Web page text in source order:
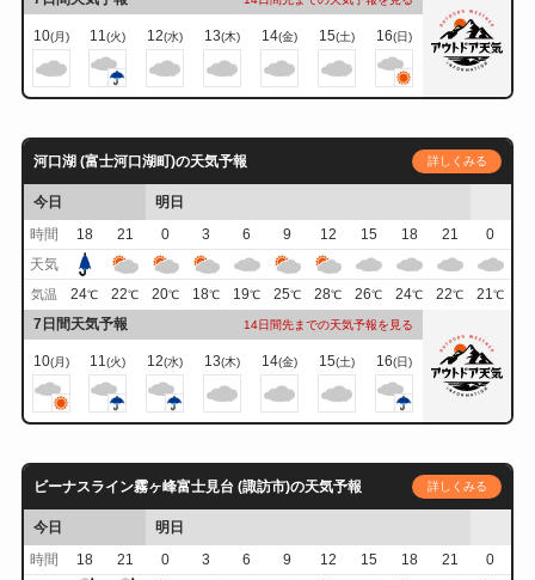
10(月) 11(火) 12(水) 13(木) 14(金) 15(土) 16(日)
河口湖 (富士河口湖町)の天気予報 詳しくみる
今日
明日
時間
18 21 0 3 6 9 12 15 18 21
0
天気
気温 24℃ 22℃ 20℃ 18℃ 19℃ 25℃ 28℃ 26℃ 24℃ 22℃ 21℃
7日間天気予報 14日間先までの天気予報を見る
10(月) 11(火) 12(水) 13(木) 14(金) 15(土) 16(日)
ビーナスライン霧ヶ峰富士見台 (諏訪市)の天気予報 詳しくみる
今日
明日
時間
18 21 0 3 6 9 12 15 18 21
0